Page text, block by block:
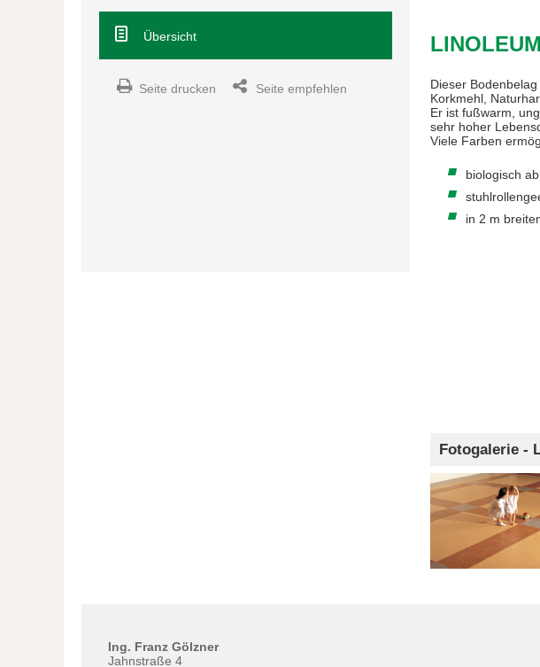
Übersicht
Seite drucken Seite empfehlen
LINOLEUM
Dieser
Korkmehl,
Er ist fußwarm,
sehr hoher
Viele Farben
biologisch
in 2 m
Fotogalerie -
Ing. Franz Gölzner
Jahnstraße 4